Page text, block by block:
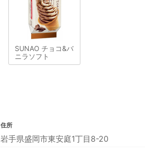
SUNAO チョコ&バ
ニラソフト
住所
岩手県盛岡市東安庭1丁目8-20